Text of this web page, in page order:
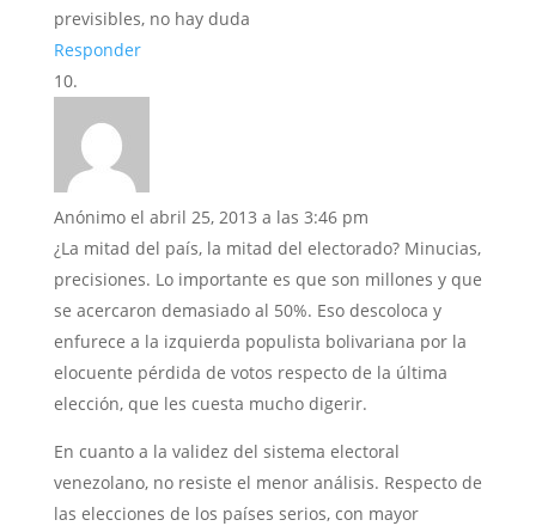
previsibles, no hay duda
Responder
Anónimo el abril 25, 2013 a las 3:46 pm
¿La mitad del país, la mitad del electorado? Minucias,
precisiones. Lo importante es que son millones y que
se acercaron demasiado al 50%. Eso descoloca y
enfurece a la izquierda populista bolivariana por la
elocuente pérdida de votos respecto de la última
elección, que les cuesta mucho digerir.
En cuanto a la validez del sistema electoral
venezolano, no resiste el menor análisis. Respecto de
las elecciones de los países serios, con mayor